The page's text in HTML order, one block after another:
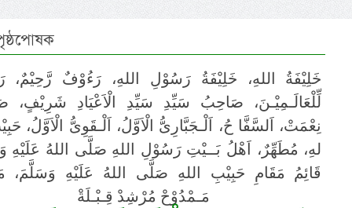
خَلِيْفَةُ اللهِ، خَلِيْفَةُ رَسُوْلِ اللهِ، رَءُوْفٌ رَّحِيْمٌ،
لِّلْعَالَـمِيْـنَ، صَاحِبُ سَيِّدِ سَيِّدِ الْاَعْيَادِ شَرِيْفٍ،
نِعْمَتْ، اَلسَّفَّا حُ، اَلْـجَبَّارِىُّ الْاَوَّلُ، اَلْـقَوِىُّ الْاَوَّلُ،
لهِ، مُطَهِّرٌ، اَهْلُ بَــيْتِ رَسُوْلِ اللهِ صَلَّى اللهُ عَلَيْهِ
قَائِمُ مَقَامِ حَبِيْبِ اللهِ صَلَّى اللهُ عَلَيْهِ وَسَلَّمَ،
مَـمْدُوْحْ مُرْشِدْ قِـبْـلَةْ